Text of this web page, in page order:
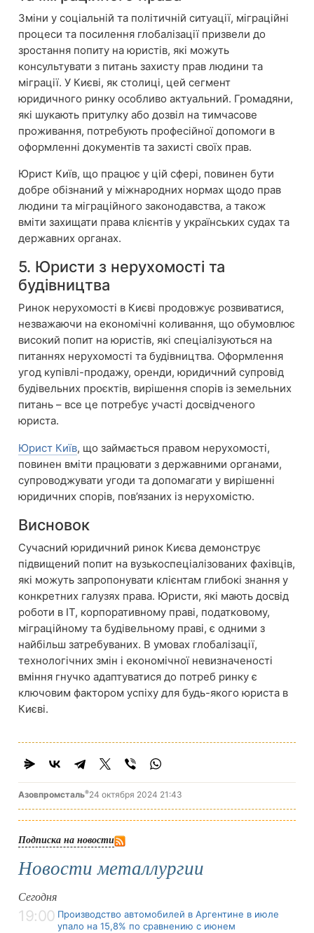
Зміни у соціальній та політичній ситуації, міграційні
процеси та посилення глобалізації призвели до
зростання попиту на юристів, які можуть
консультувати з питань захисту прав людини та
міграції. У Києві, як столиці, цей сегмент
юридичного ринку особливо актуальний. Громадяни,
які шукають притулку або дозвіл на тимчасове
проживання, потребують професійної допомоги в
оформленні документів та захисті своїх прав.
Юрист Київ, що працює у цій сфері, повинен бути
добре обізнаний у міжнародних нормах щодо прав
людини та міграційного законодавства, а також
вміти захищати права клієнтів у українських судах та
державних органах.
5. Юристи з нерухомості та
будівництва
Ринок нерухомості в Києві продовжує розвиватися,
незважаючи на економічні коливання, що обумовлює
високий попит на юристів, які спеціалізуються на
питаннях нерухомості та будівництва. Оформлення
угод купівлі-продажу, оренди, юридичний супровід
будівельних проєктів, вирішення спорів із земельних
питань – все це потребує участі досвідченого
юриста.
Юрист Київ, що займається правом нерухомості,
повинен вміти працювати з державними органами,
супроводжувати угоди та допомагати у вирішенні
юридичних спорів, пов’язаних із нерухомістю.
Висновок
Сучасний юридичний ринок Києва демонструє
підвищений попит на вузькоспеціалізованих фахівців,
які можуть запропонувати клієнтам глибокі знання у
конкретних галузях права. Юристи, які мають досвід
роботи в IT, корпоративному праві, податковому,
міграційному та будівельному праві, є одними з
найбільш затребуваних. В умовах глобалізації,
технологічних змін і економічної невизначеності
вміння гнучко адаптуватися до потреб ринку є
ключовим фактором успіху для будь-якого юриста в
Києві.
Азовпромсталь®24 октября 2024 21:43
Подписка на новости
Новости металлургии
Сегодня
19:00 Производство автомобилей в Аргентине в июле
упало на 15,8% по сравнению с июнем